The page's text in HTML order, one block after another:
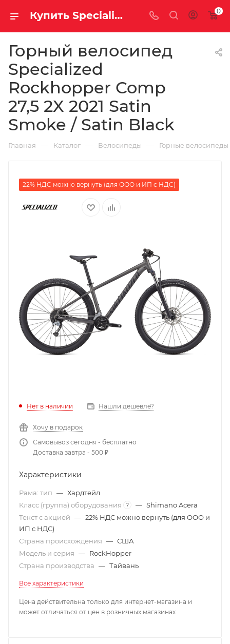
Купить Specialized Rockhopper Comp 27,5 2X 2021 Satin Smoke / Satin Black за рублей, а со скидкой 0
Горный велосипед
Specialized
Rockhopper Comp
27,5 2X 2021 Satin
Smoke / Satin Black
Главная — Каталог — Велосипеды — Горные велосипеды
22% НДС можно вернуть (для ООО и ИП с НДС)
Нет в наличии Нашли дешевле?
Хочу в подарок
Самовывоз сегодня - бесплатно
Доставка завтра - 500 ₽
Характеристики
Рама: тип — Хардтейл
Класс (группа) оборудования
? — Shimano Acera
Текст с акцией — 22% НДС можно вернуть (для ООО и
ИП с НДС)
Страна происхождения — США
Модель и серия — RockHopper
Страна производства — Тайвань
Все характеристики
Цена действительна только для интернет-магазина и
может отличаться от цен в розничных магазинах